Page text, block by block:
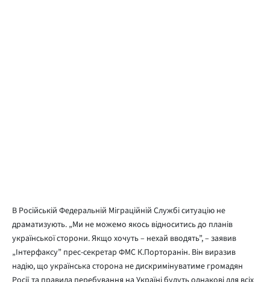
В Російській Федеральній Міграційній Службі ситуацію не
драматизують. „Ми не можемо якось відноситись до планів
української сторони. Якщо хочуть – нехай вводять”, – заявив
„Інтерфаксу” прес-секретар ФМС К.Порторанін. Він виразив
надію, що українська сторона не дискримінуватиме громадян